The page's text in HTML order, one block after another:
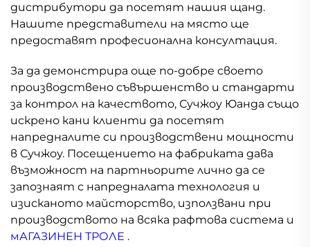
дистрибутори да посетят нашия щанд.
Нашите представители на място ще
предоставят професионална консултация.
За да демонстрира още по-добре своето
производствено съвършенство и стандарти
за контрол на качеството, Сучжоу Юанда също
искрено кани клиенти да посетят
напредналите си производствени мощности
в Сучжоу. Посещението на фабриката дава
възможност на партньорите лично да се
запознаят с напредналата технология и
изисканото майсторство, използвани при
производството на всяка рафтова система и
мАГАЗИНЕН ТРОЛЕ .